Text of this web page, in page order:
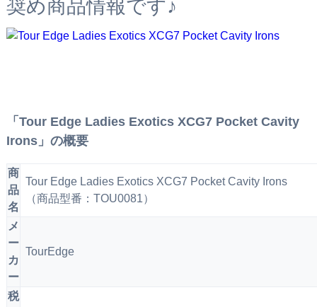
奨め商品情報です♪
「Tour Edge Ladies Exotics XCG7 Pocket Cavity
Irons」の概要
商
品
名
Tour Edge Ladies Exotics XCG7 Pocket Cavity Irons
（商品型番：TOU0081）
メ
ー
カ
ー
TourEdge
税